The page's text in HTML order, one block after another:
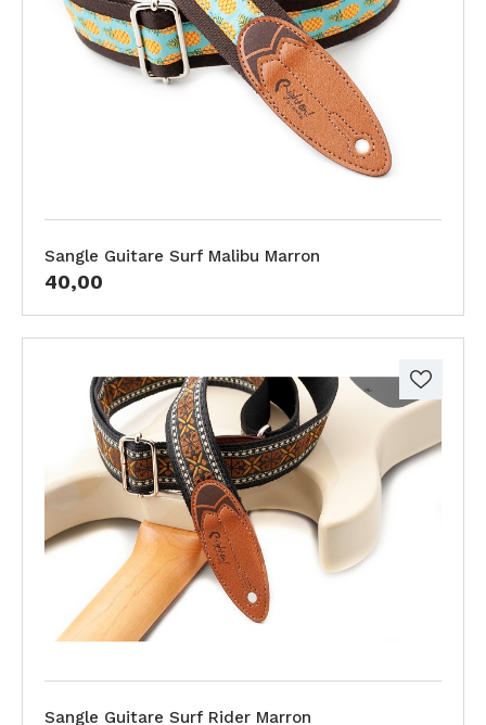
Sangle Guitare Surf Malibu Marron
40,00
Sangle Guitare Surf Rider Marron